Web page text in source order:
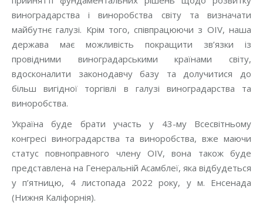
виноградарства і виноробства світу та визначати
майбутнє галузі. Крім того, співпрацюючи з OIV, наша
держава має можливість покращити зв’язки із
провідними виноградарськими країнами світу,
вдосконалити законодавчу базу та долучитися до
більш вигідної торгівлі в галузі виноградарства та
виноробства.
Україна буде брати участь у 43-му Всесвітньому
конгресі виноградарства та виноробства, вже маючи
статус повноправного члену OIV, вона також буде
представлена на Генеральній Асамблеї, яка відбудеться
у п’ятницю, 4 листопада 2022 року, у м. Енсенада
(Нижня Каліфорнія).